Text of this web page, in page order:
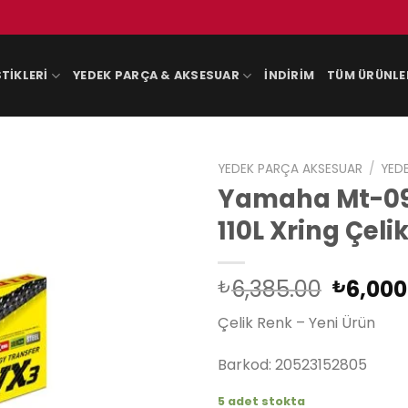
YEDEK PARÇA & AKSESUAR İNDIRIM TÜM
YEDEK PARÇA AKSESUAR /
Yamaha Mt-09
110L Xring
₺6,385.00
fiyat:
₺
Çelik Renk – Yeni Ürün
Barkod: 20523152805
5 adet stokta